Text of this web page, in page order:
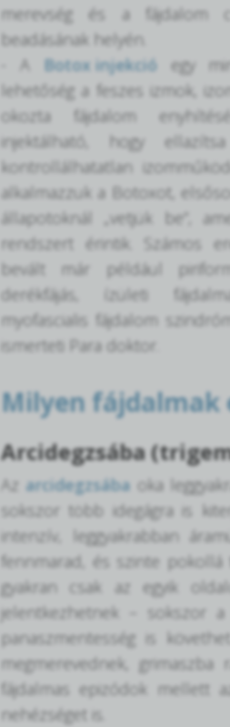
merevség és a fájdalom
beadásának helyén.
- A Botox injekcióegy
lehetőség a feszes izmok,
okozta fájdalom
injektálható, hogy
kontrollálhatatlan
alkalmazzuk a Botoxot,
állapotoknál „vetjük be”,
rendszert érintik. Számos
bevált már például
derékfájás, ízületi
myofascialis fájdalom
ismerteti Para doktor.
Milyen fájdalmak
Arcidegzsába
Az arcidegzsába oka
sokszor több idegágra is
intenzív, leggyakrabban
fennmarad, és szinte
gyakran csak az egyik
jelentkezhetnek – sokszor
panaszmentesség is
megmerevednek,
fájdalmas epizódok mellett
nehézséget is.